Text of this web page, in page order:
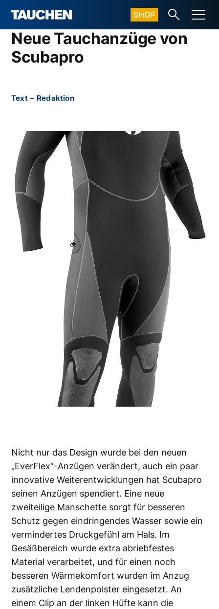
SHOP
Neue Tauchanzüge von
Scubapro
Text – Redaktion
Nicht nur das Design wurde bei den neuen
„EverFlex“-Anzügen verändert, auch ein paar
innovative Weiterentwicklungen hat Scubapro
seinen Anzügen spendiert. Eine neue
zweiteilige Manschette sorgt für besseren
Schutz gegen eindringendes Wasser sowie ein
vermindertes Druckgefühl am Hals. Im
Gesäßbereich wurde extra abriebfestes
Material verarbeitet, und für einen noch
besseren Wärmekomfort wurden im Anzug
zusätzliche Lendenpolster eingesetzt. An
einem Clip an der linken Hüfte kann die